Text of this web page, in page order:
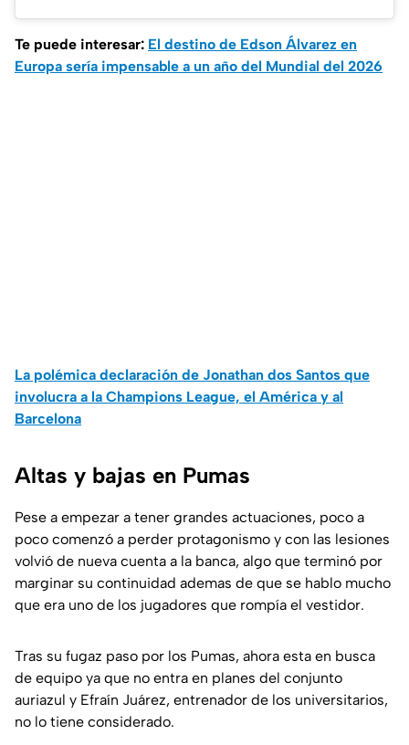
Te puede interesar: El destino de Edson Álvarez en
Europa sería impensable a un año del Mundial del 2026
La polémica declaración de Jonathan dos Santos que
involucra a la Champions League, el América y al
Barcelona
Altas y bajas en Pumas
Pese a empezar a tener grandes actuaciones, poco a
poco comenzó a perder protagonismo y con las lesiones
volvió de nueva cuenta a la banca, algo que terminó por
marginar su continuidad ademas de que se hablo mucho
que era uno de los jugadores que rompía el vestidor.
Tras su fugaz paso por los Pumas, ahora esta en busca
de equipo ya que no entra en planes del conjunto
auriazul y Efraín Juárez, entrenador de los universitarios,
no lo tiene considerado.